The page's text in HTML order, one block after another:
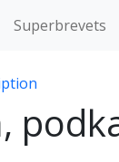
Superbrevets